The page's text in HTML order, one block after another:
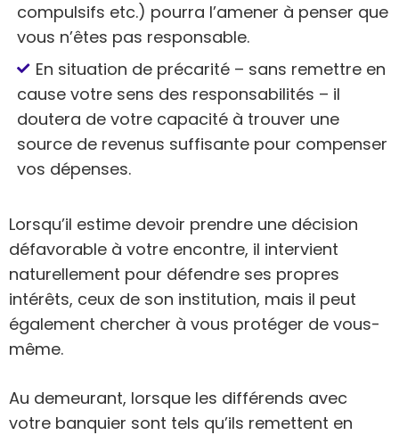
compulsifs etc.) pourra l’amener à penser que
vous n’êtes pas responsable.
En situation de précarité – sans remettre en
cause votre sens des responsabilités – il
doutera de votre capacité à trouver une
source de revenus suffisante pour compenser
vos dépenses.
Lorsqu’il estime devoir prendre une décision
défavorable à votre encontre, il intervient
naturellement pour défendre ses propres
intérêts, ceux de son institution, mais il peut
également chercher à vous protéger de vous-
même.
Au demeurant, lorsque les différends avec
votre banquier sont tels qu’ils remettent en